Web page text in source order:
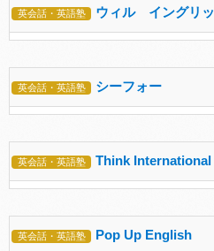
英会話・英語塾 ウィル イングリ
英会話・英語塾 シーフォー
英会話・英語塾 Think
英会話・英語塾 Pop Up English